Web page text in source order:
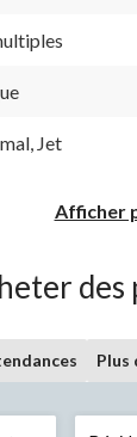
Jet
Afficher
des
Plus